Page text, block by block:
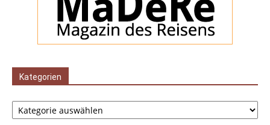
Kategorien
Kategorien